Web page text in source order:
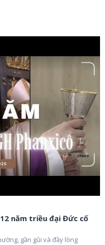
năm triều đại Đức cố
gần gũi và đầy lòng